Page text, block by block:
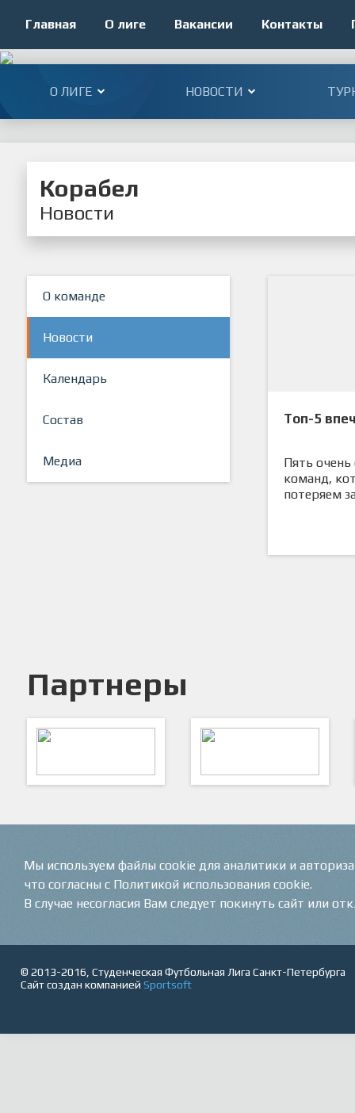
Главная О лиге Вакансии Контакты
О ЛИГЕ НОВОСТИ
Корабел
Новости
О команде
Новости
Календарь
Состав
Медиа
Топ-5
Пять
команд,
потеряем
Партнеры
© 2013-2016, Студенческая Футбольная Лига Санкт-Петербурга
Сайт создан компанией Sportsoft
Мы используем файлы cookie для аналитики и
что согласны с Политикой использования cookie.
В случае несогласия Вам следует покинуть сайт или